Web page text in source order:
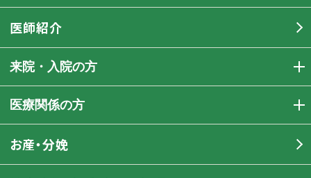
医師紹介
来院・入院の方
医療関係の方
お産・分娩